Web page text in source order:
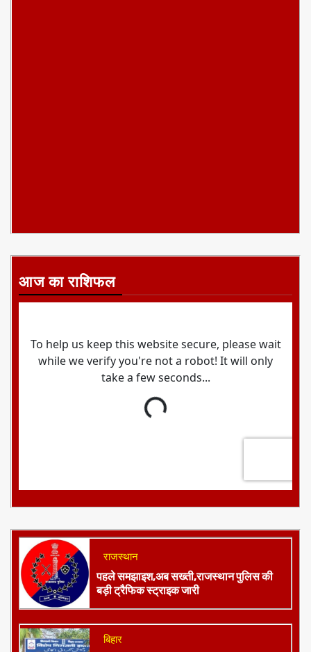
आज का राशिफल
राजस्थान
पहले समझाइश,अब सख्ती,राजस्थान पुलिस की
बड़ी ट्रैफिक स्ट्राइक जारी
बिहार